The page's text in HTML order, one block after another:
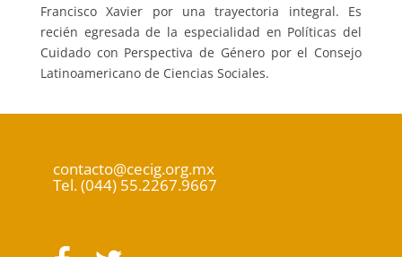
Francisco Xavier por una trayectoria integral. Es
recién egresada de la especialidad en Políticas del
Cuidado con Perspectiva de Género por el Consejo
Latinoamericano de Ciencias Sociales.
contacto@cecig.org.mx
Tel. (044) 55.2267.9667